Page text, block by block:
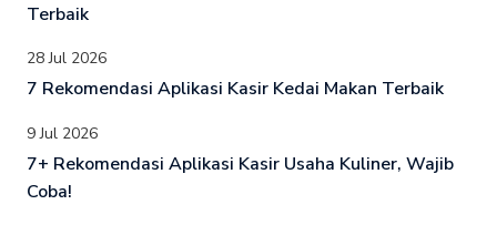
Terbaik
28 Jul 2026
7 Rekomendasi Aplikasi Kasir Kedai Makan Terbaik
9 Jul 2026
7+ Rekomendasi Aplikasi Kasir Usaha Kuliner, Wajib
Coba!